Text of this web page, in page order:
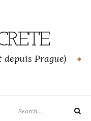
depuis Prague)
for:
Search